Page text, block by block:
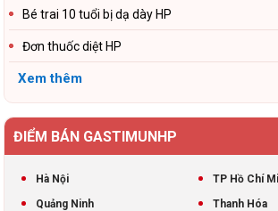
Bé trai 10 tuổi bị dạ dày HP
Đơn thuốc diệt HP
Xem thêm
ĐIỂM BÁN GASTIMUNHP
Hà Nội
TP Hồ Chí
Quảng Ninh
Thanh Hóa